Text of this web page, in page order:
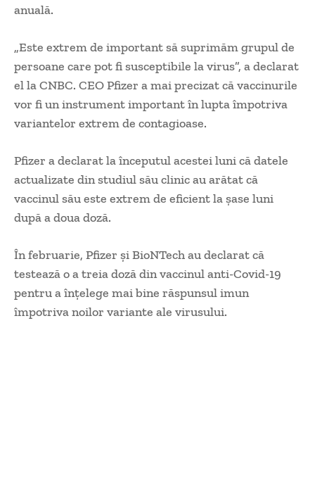
anuală.
„Este extrem de important să suprimăm grupul de
persoane care pot fi susceptibile la virus”, a declarat
el la CNBC. CEO Pfizer a mai precizat că vaccinurile
vor fi un instrument important în lupta împotriva
variantelor extrem de contagioase.
Pfizer a declarat la începutul acestei luni că datele
actualizate din studiul său clinic au arătat că
vaccinul său este extrem de eficient la şase luni
după a doua doză.
În februarie, Pfizer şi BioNTech au declarat că
testează o a treia doză din vaccinul anti-Covid-19
pentru a înţelege mai bine răspunsul imun
împotriva noilor variante ale virusului.